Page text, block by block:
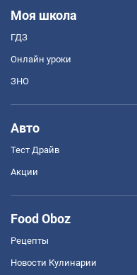
Моя школа
ГДЗ
Онлайн уроки
ЗНО
Авто
Тест Драйв
Акции
Food Oboz
Рецепты
Новости Кулинарии